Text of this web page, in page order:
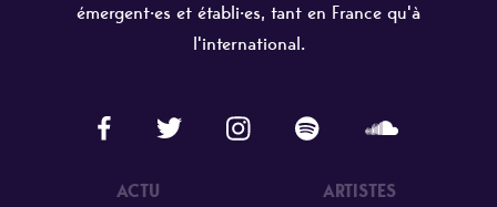
émergent·es et établi·es, tant en France qu'à
l'international.
ACTU ARTISTES